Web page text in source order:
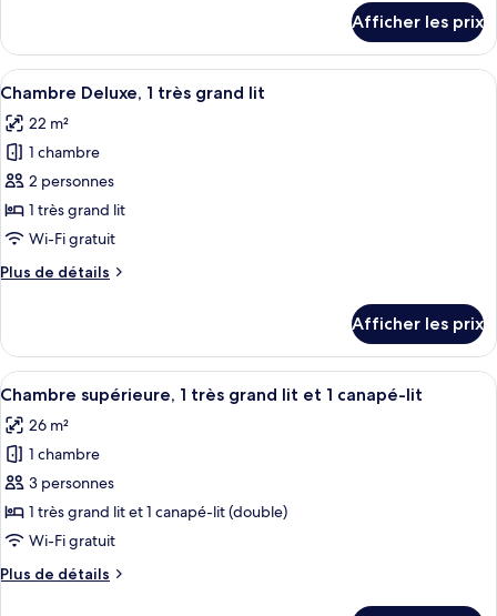
double,
1
très
grand
lit
et
1
canapé-
lit
Chambre
Junior
double,
très
grand
lit
et
canapé-
lit
Afficher les prix
Afficher
toutes
les
photos
pour
ce
type
chambre :
très
grand
lit
Une chambre d’hôtel avec un grand
6
Chambre Deluxe, 1 très grand lit
22 m²
1 chambre
2 personnes
1 très grand lit
Wi-Fi gratuit
Plus de détails
Plus
Chambre
Deluxe,
1
grand
lit
Afficher les prix
Afficher
toutes
les
photos
pour
ce
type
chambre :
Une chambre d’hôtel moderne
4
Chambre supérieure, 1 très grand lit et 1 canapé-lit
26 m²
1 chambre
3 personnes
1 très grand lit et 1 canapé-lit (double)
Wi-Fi gratuit
Plus de détails
Plus